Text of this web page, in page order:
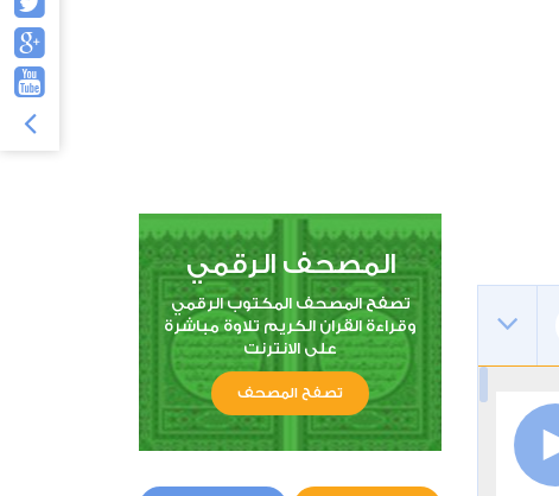
المصحف الرقمي
تصفح المصحف المكتوب الرقمي
وقراءة القران الكريم تلاوة مباشرة
على الانترنت
تصفح المصحف